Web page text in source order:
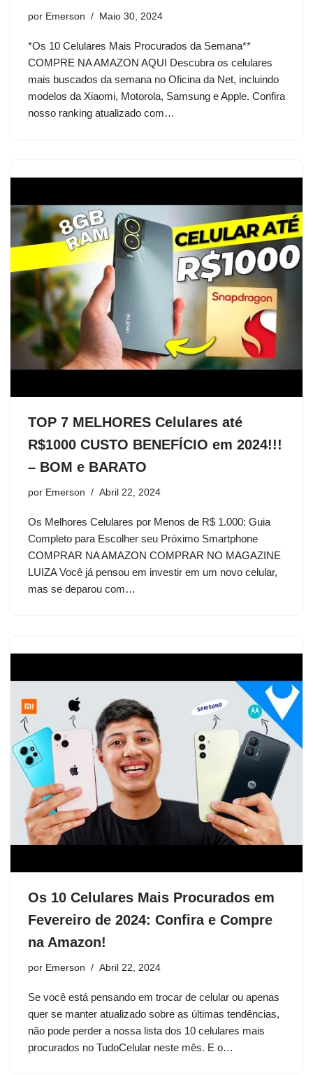
por Emerson Maio 30, 2024
*Os 10 Celulares Mais Procurados da Semana**
COMPRE NA AMAZON AQUI Descubra os celulares
mais buscados da semana no Oficina da Net, incluindo
modelos da Xiaomi, Motorola, Samsung e Apple. Confira
nosso ranking atualizado com…
TOP 7 MELHORES Celulares até
R$1000 CUSTO BENEFÍCIO em 2024!!!
– BOM e BARATO
por Emerson Abril 22, 2024
Os Melhores Celulares por Menos de R$ 1.000: Guia
Completo para Escolher seu Próximo Smartphone
COMPRAR NA AMAZON COMPRAR NO MAGAZINE
LUIZA Você já pensou em investir em um novo celular,
mas se deparou com…
Os 10 Celulares Mais Procurados em
Fevereiro de 2024: Confira e Compre
na Amazon!
por Emerson Abril 22, 2024
Se você está pensando em trocar de celular ou apenas
quer se manter atualizado sobre as últimas tendências,
não pode perder a nossa lista dos 10 celulares mais
procurados no TudoCelular neste mês. E o…